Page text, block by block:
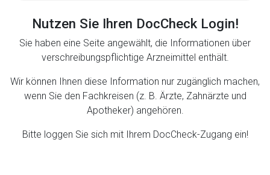
Nutzen Sie Ihren DocCheck Login!
Sie haben eine Seite angewählt, die Informationen über
verschreibungspflichtige Arzneimittel enthält.
Wir können Ihnen diese Information nur zugänglich machen,
wenn Sie den Fachkreisen (z. B. Ärzte, Zahnärzte und
Apotheker) angehören.
Bitte loggen Sie sich mit Ihrem DocCheck-Zugang ein!
Zurück zur rote-liste.de Zur Seite